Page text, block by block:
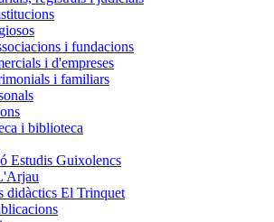
i fundacions
i d'empreses
i familiars
i biblioteca
Estudis Guixolencs
didàctics El Trinquet